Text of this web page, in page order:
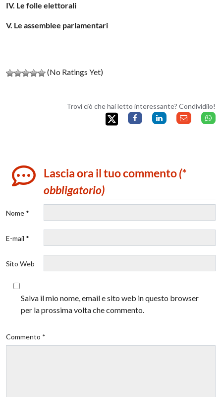
IV. Le folle elettorali
V. Le assemblee parlamentari
(No Ratings Yet)
Trovi ciò che hai letto interessante? Condividilo!
Lascia ora il tuo commento(*
obbligatorio)
Nome *
E-mail *
Sito Web
Salva il mio nome, email e sito web in questo browser
per la prossima volta che commento.
Commento *